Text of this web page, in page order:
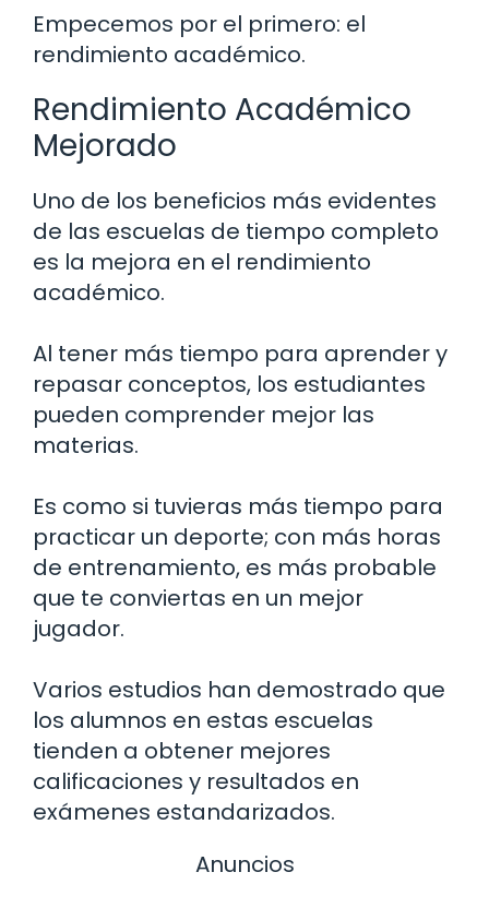
Empecemos por el primero: el
rendimiento académico.
Rendimiento Académico
Mejorado
Uno de los beneficios más evidentes
de las escuelas de tiempo completo
es la mejora en el rendimiento
académico.
Al tener más tiempo para aprender y
repasar conceptos, los estudiantes
pueden comprender mejor las
materias.
Es como si tuvieras más tiempo para
practicar un deporte; con más horas
de entrenamiento, es más probable
que te conviertas en un mejor
jugador.
Varios estudios han demostrado que
los alumnos en estas escuelas
tienden a obtener mejores
calificaciones y resultados en
exámenes estandarizados.
Anuncios